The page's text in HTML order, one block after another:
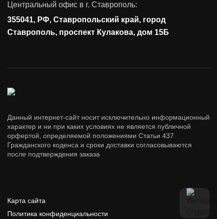
Управление доступом
Сетевая безопасность
Центральный офис в г. Ставрополь:
355041, РФ, Ставропольский край, город
Ставрополь, проспект Кулакова, дом 15Б
Данный интернет-сайт носит исключительно информационный
характер и ни при каких условиях не является публичной
орфертой, определяемой положениями Статьи 437
Гражданского коденса и сроки доставки согласовываются
после подтверждения заказа
Карта сайта
Политика конфиденциальности